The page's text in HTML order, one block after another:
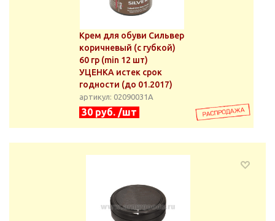
Крем для обуви Сильвер
коричневый (с губкой)
60 гр (min 12 шт)
УЦЕНКА истек срок
годности (до 01.2017)
артикул: 02090031А
30 руб. /шт